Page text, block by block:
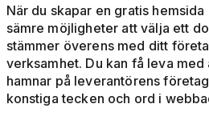
När du skapar en gratis
sämre möjligheter att välja ett
stämmer överens med ditt
verksamhet. Du kan få leva med
hamnar på leverantörens
konstiga tecken och ord i